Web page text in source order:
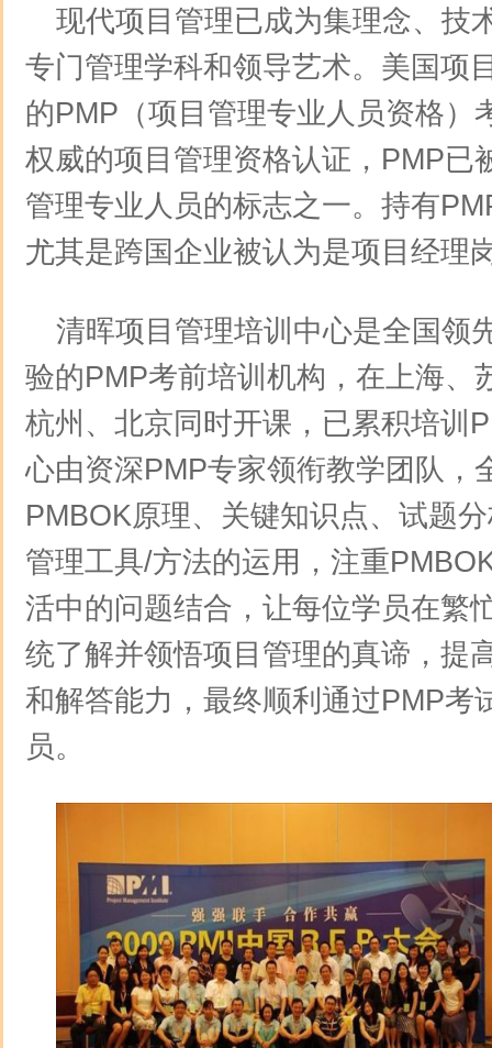
现代项目管理已成为集理念、技
专门管理学科和领导艺术。美国项
的PMP（项目管理专业人员资格）
权威的项目管理资格认证，PMP已
管理专业人员的标志之一。持有
尤其是跨国企业被认为是项目经理
清晖项目管理培训中心是全国领
验的PMP考前培训机构，在上海、
杭州、北京同时开课，已累积培训
心由资深PMP专家领衔教学团队，
PMBOK原理、关键知识点、试题
管理工具/方法的运用，注重
活中的问题结合，让每位学员在繁
统了解并领悟项目管理的真谛，提
和解答能力，最终顺利通过PMP考
员。